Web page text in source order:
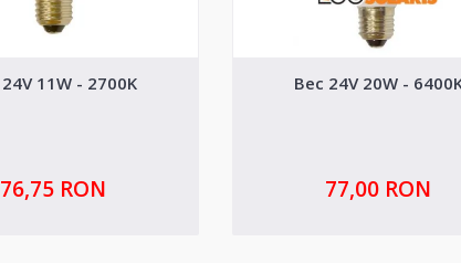
11W - 2700K
76,75 RON
Bec 24V 20W -
77,00 RON